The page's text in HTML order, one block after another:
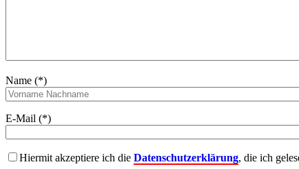
Name (*)
E-Mail (*)
Hiermit akzeptiere ich die Datenschutzerklärung, die ich